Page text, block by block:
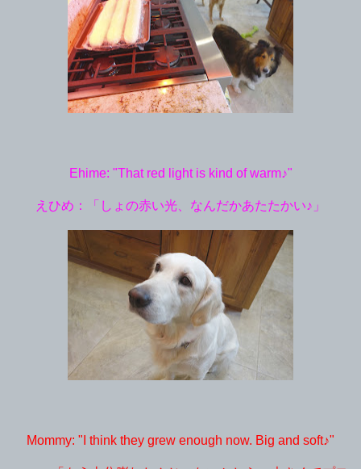
Ehime: "That red light is kind of warm♪"
えひめ：「しょの赤い光、なんだかあたたかい♪」
Mommy: "I think they grew enough now. Big and soft♪"